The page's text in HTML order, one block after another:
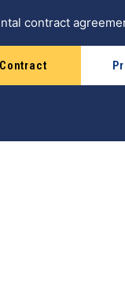
contract